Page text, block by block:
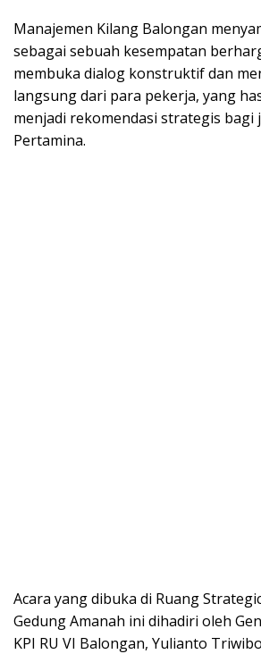
Manajemen Kilang Balongan
sebagai sebuah kesempatan
membuka dialog konstruktif dan
langsung dari para pekerja, yang
menjadi rekomendasi strategis bagi
Pertamina.
Acara yang dibuka di Ruang
Gedung Amanah ini dihadiri oleh
KPI RU VI Balongan, Yulianto